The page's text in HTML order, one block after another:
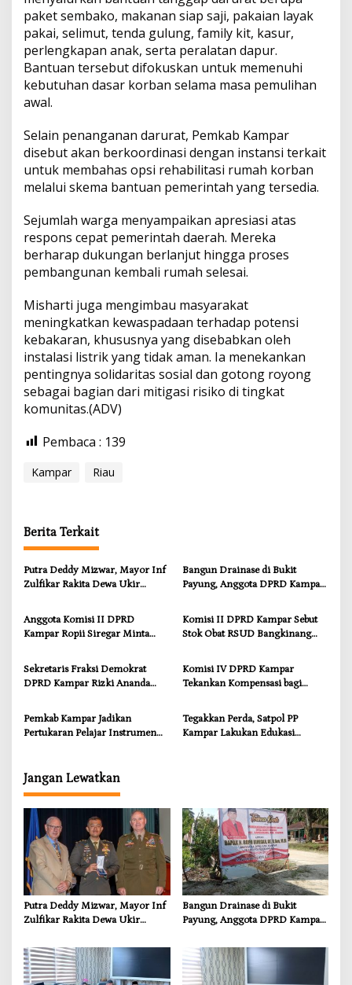
paket sembako, makanan siap saji, pakaian layak
pakai, selimut, tenda gulung, family kit, kasur,
perlengkapan anak, serta peralatan dapur.
Bantuan tersebut difokuskan untuk memenuhi
kebutuhan dasar korban selama masa pemulihan
awal.
Selain penanganan darurat, Pemkab Kampar
disebut akan berkoordinasi dengan instansi terkait
untuk membahas opsi rehabilitasi rumah korban
melalui skema bantuan pemerintah yang tersedia.
Sejumlah warga menyampaikan apresiasi atas
respons cepat pemerintah daerah. Mereka
berharap dukungan berlanjut hingga proses
pembangunan kembali rumah selesai.
Misharti juga mengimbau masyarakat
meningkatkan kewaspadaan terhadap potensi
kebakaran, khususnya yang disebabkan oleh
instalasi listrik yang tidak aman. Ia menekankan
pentingnya solidaritas sosial dan gotong royong
sebagai bagian dari mitigasi risiko di tingkat
komunitas.(ADV)
Pembaca : 139
Kampar Riau
Berita Terkait
Putra Deddy Mizwar, Mayor Inf
Zulfikar Rakita Dewa Ukir
Serikat
Bangun Drainase di Bukit
Payung, Anggota DPRD Kampar
Infrastruktur yang Menyentuh
Kebutuhan Dasar
Anggota Komisi II DPRD
Kampar Ropii Siregar Minta
Ancaman Kekosongan Obat
demi Wujudkan Kampar Dihati
Komisi II DPRD Kampar Sebut
Stok Obat RSUD Bangkinang
Sekretaris Fraksi Demokrat
DPRD Kampar Rizki Ananda
dan Kompensasi untuk Warga
Sungai Tapung
Komisi IV DPRD Kampar
Tekankan Kompensasi bagi
Pemkab Kampar Jadikan
Pertukaran Pelajar Instrumen
Tegakkan Perda, Satpol PP
Kampar Lakukan Edukasi
Jangan Lewatkan
Putra Deddy Mizwar, Mayor Inf
Zulfikar Rakita Dewa Ukir
Serikat
Bangun Drainase di Bukit
Payung, Anggota DPRD Kampar
Infrastruktur yang Menyentuh
Kebutuhan Dasar